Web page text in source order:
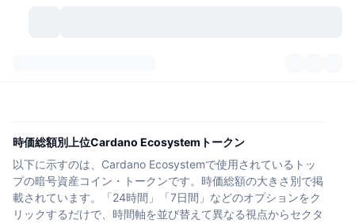
カテゴリー
過去のスナップショット
市況概要
現物市場
シグナル New
人気急上昇
取引所
中央集権型取引所
コミュニティ
時価総額別上位Cardano Ecosystemトークン
以下に示すのは、Cardano Ecosystemで使用されているトッ
プの暗号資産コイン・トークンです。時価総額の大きさ別で掲
載されています。「24時間」「7日間」などのオプションをク
リックするだけで、時間軸を並び替えて異なる視点からセクタ